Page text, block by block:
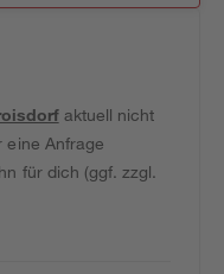
aktuell nicht
eine Anfrage
für dich (ggf. zzgl.